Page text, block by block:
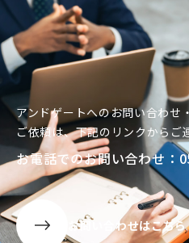
アンドゲートへのお問い合わせ
ご依頼は、下記のリンクからご
お電話でのお問い合わせ：
お問い合わせはこちら